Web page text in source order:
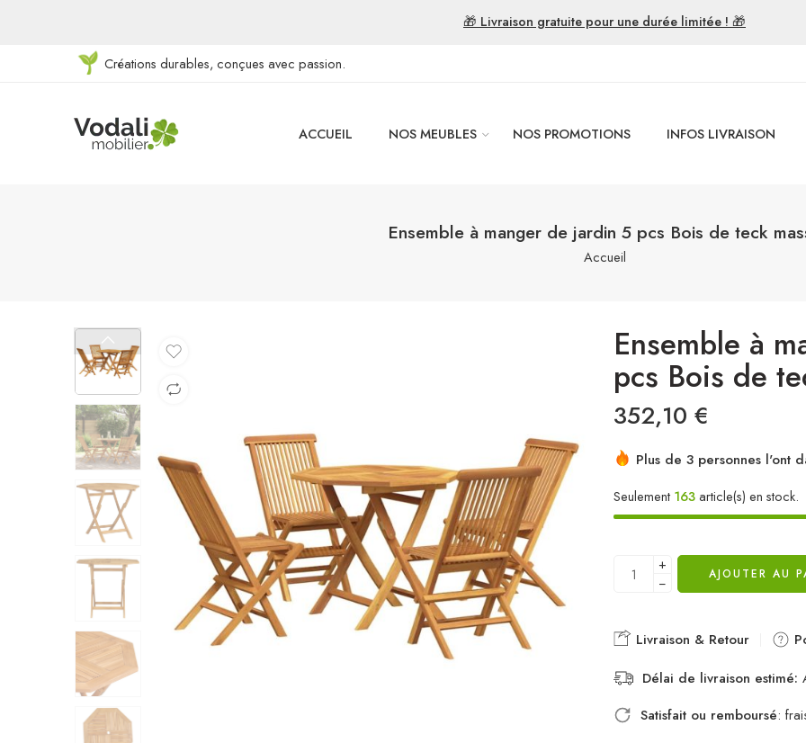
🎁 Livraison gratuite pour une durée limitée ! 🎁
Créations durables, conçues avec passion.
ACCUEIL NOS MEUBLES NOS PROMOTIONS INFOS LIVRAISON
Ensemble à manger de jardin 5 pcs Bois de teck
Accueil
Ensemble à
pcs Bois de
352,10 €
Plus de 3 personnes l'ont
Seulement 163article(s) en stock.
+
−
AJOUTER AU
Livraison & Retour
Délai de livraison estimé:
Satisfait ou remboursé: